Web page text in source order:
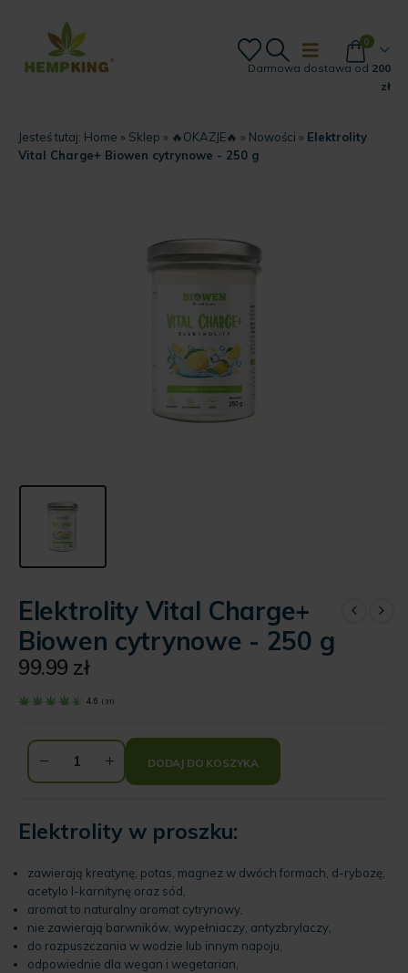
0
Darmowa dostawa od 200
zł
Jesteś tutaj: Home » Sklep » 🔥OKAZJE🔥 » Nowości » Elektrolity
Vital Charge+ Biowen cytrynowe - 250 g
Elektrolity Vital Charge+
Biowen cytrynowe - 250 g
99.99 zł
4.6 ( 31)
DODAJ DO KOSZYKA
Elektrolity w proszku:
zawierają kreatynę, potas, magnez w dwóch formach, d-rybozę,
acetylo l-karnitynę oraz sód,
aromat to naturalny aromat cytrynowy,
nie zawierają barwników, wypełniaczy, antyzbrylaczy,
do rozpuszczania w wodzie lub innym napoju,
odpowiednie dla wegan i wegetarian,